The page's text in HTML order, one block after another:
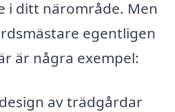
i ditt närområde. Men
egentligen
är några exempel:
av trädgårdar